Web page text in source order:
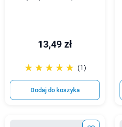
13,49 zł
☆☆☆☆☆
★★★★★ (1)
Dodaj do koszyka